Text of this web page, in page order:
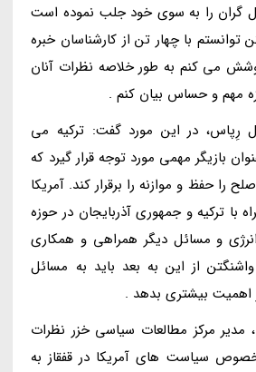
گران را به سوی خود جلب نموده است
توانستم با چهار تن از کارشناسان خبره
می کنم به طور خلاصه نظرات آنان
مهم و حساس بیان کنم .
رِپاس، در این مورد گفت: ترکیه می
بازیگر مهمی مورد توجه قرار گیرد که
را حفظ و موازنه را برقرار کند. آمریکا
با ترکیه و جمهوری آذربایجان در حوزه
و مسائل دیگر همراهی و همکاری
از این به بعد باید به مسائل
اهمیت بیشتری بدهد .
مدیر مرکز مطالعات سیاسی خزر نظرات
سیاست های آمریکا در قفقاز به